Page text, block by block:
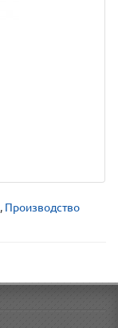
, Производство